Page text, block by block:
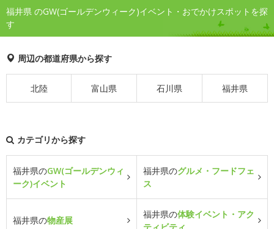
福井県 のGW(ゴールデンウィーク)イベント・おでかけスポットを探
す
周辺の都道府県から探す
北陸 富山県 石川県 福井県
カテゴリから探す
福井県のGW(ゴールデンウィ
ーク)イベント
福井県のグルメ・フードフェ
ス
福井県の物産展
福井県の体験イベント・アク